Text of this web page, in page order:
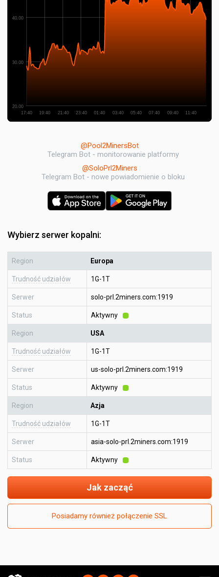
17:40 19:40 21:40 23:40 01:40 03:40 05:40 07:40 09:40 11:40
20.00
30.00
40.00
@Pool2MinersBot
Telegram Bot - monitorowanie platformy
@SoloPrl2Miners
Telegram Bot - nowe powiadomienie o bloku
Wybierz serwer kopalni:
Region Europa
Trudność udziałów 1G-1T
Serwer solo-prl.2miners.com:1919
Status Aktywny
Region USA
Trudność udziałów 1G-1T
Serwer us-solo-prl.2miners.com:1919
Status Aktywny
Region Azja
Trudność udziałów 1G-1T
Serwer asia-solo-prl.2miners.com:1919
Status Aktywny
Jak zacząć
Posiadamy również połączenie SSL